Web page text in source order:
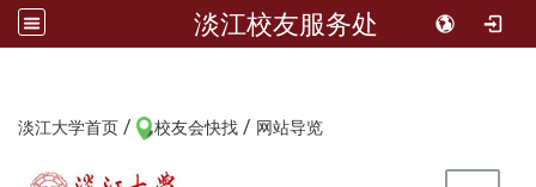
淡江校友服务处
淡江大学首页 / 校友会快找 / 网站导览